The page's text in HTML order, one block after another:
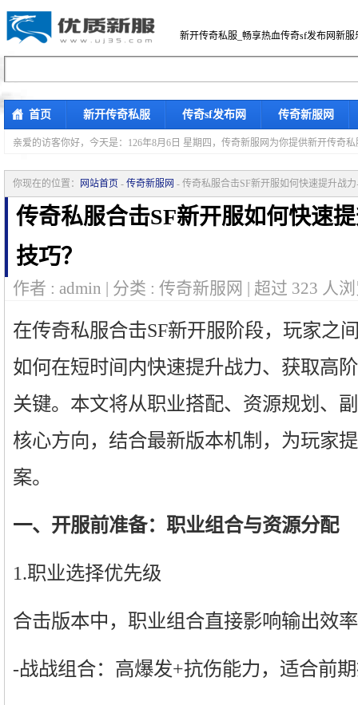
新开传奇私服_畅享热血传奇sf发布网新服
首页 新开传奇私服 传奇sf发布网 传奇新服网
亲爱的访客你好， 今天是：126年8月6日 星期四，传奇新服网为你提供新开传奇
你现在的位置： 网站首页 - 传奇新服网 - 传奇私服合击SF新开服如何快速提升战
传奇私服合击SF新开服如何快速
技巧？
作者 : admin | 分类 : 传奇新服网 | 超过 323 人
在传奇私服合击SF新开服阶段，玩家之
如何在短时间内快速提升战力、获取高
关键。本文将从职业搭配、资源规划、
核心方向，结合最新版本机制，为玩家
案。
一、开服前准备：职业组合与资源分配
1.职业选择优先级
合击版本中，职业组合直接影响输出效
-战战组合：高爆发+抗伤能力，适合前期